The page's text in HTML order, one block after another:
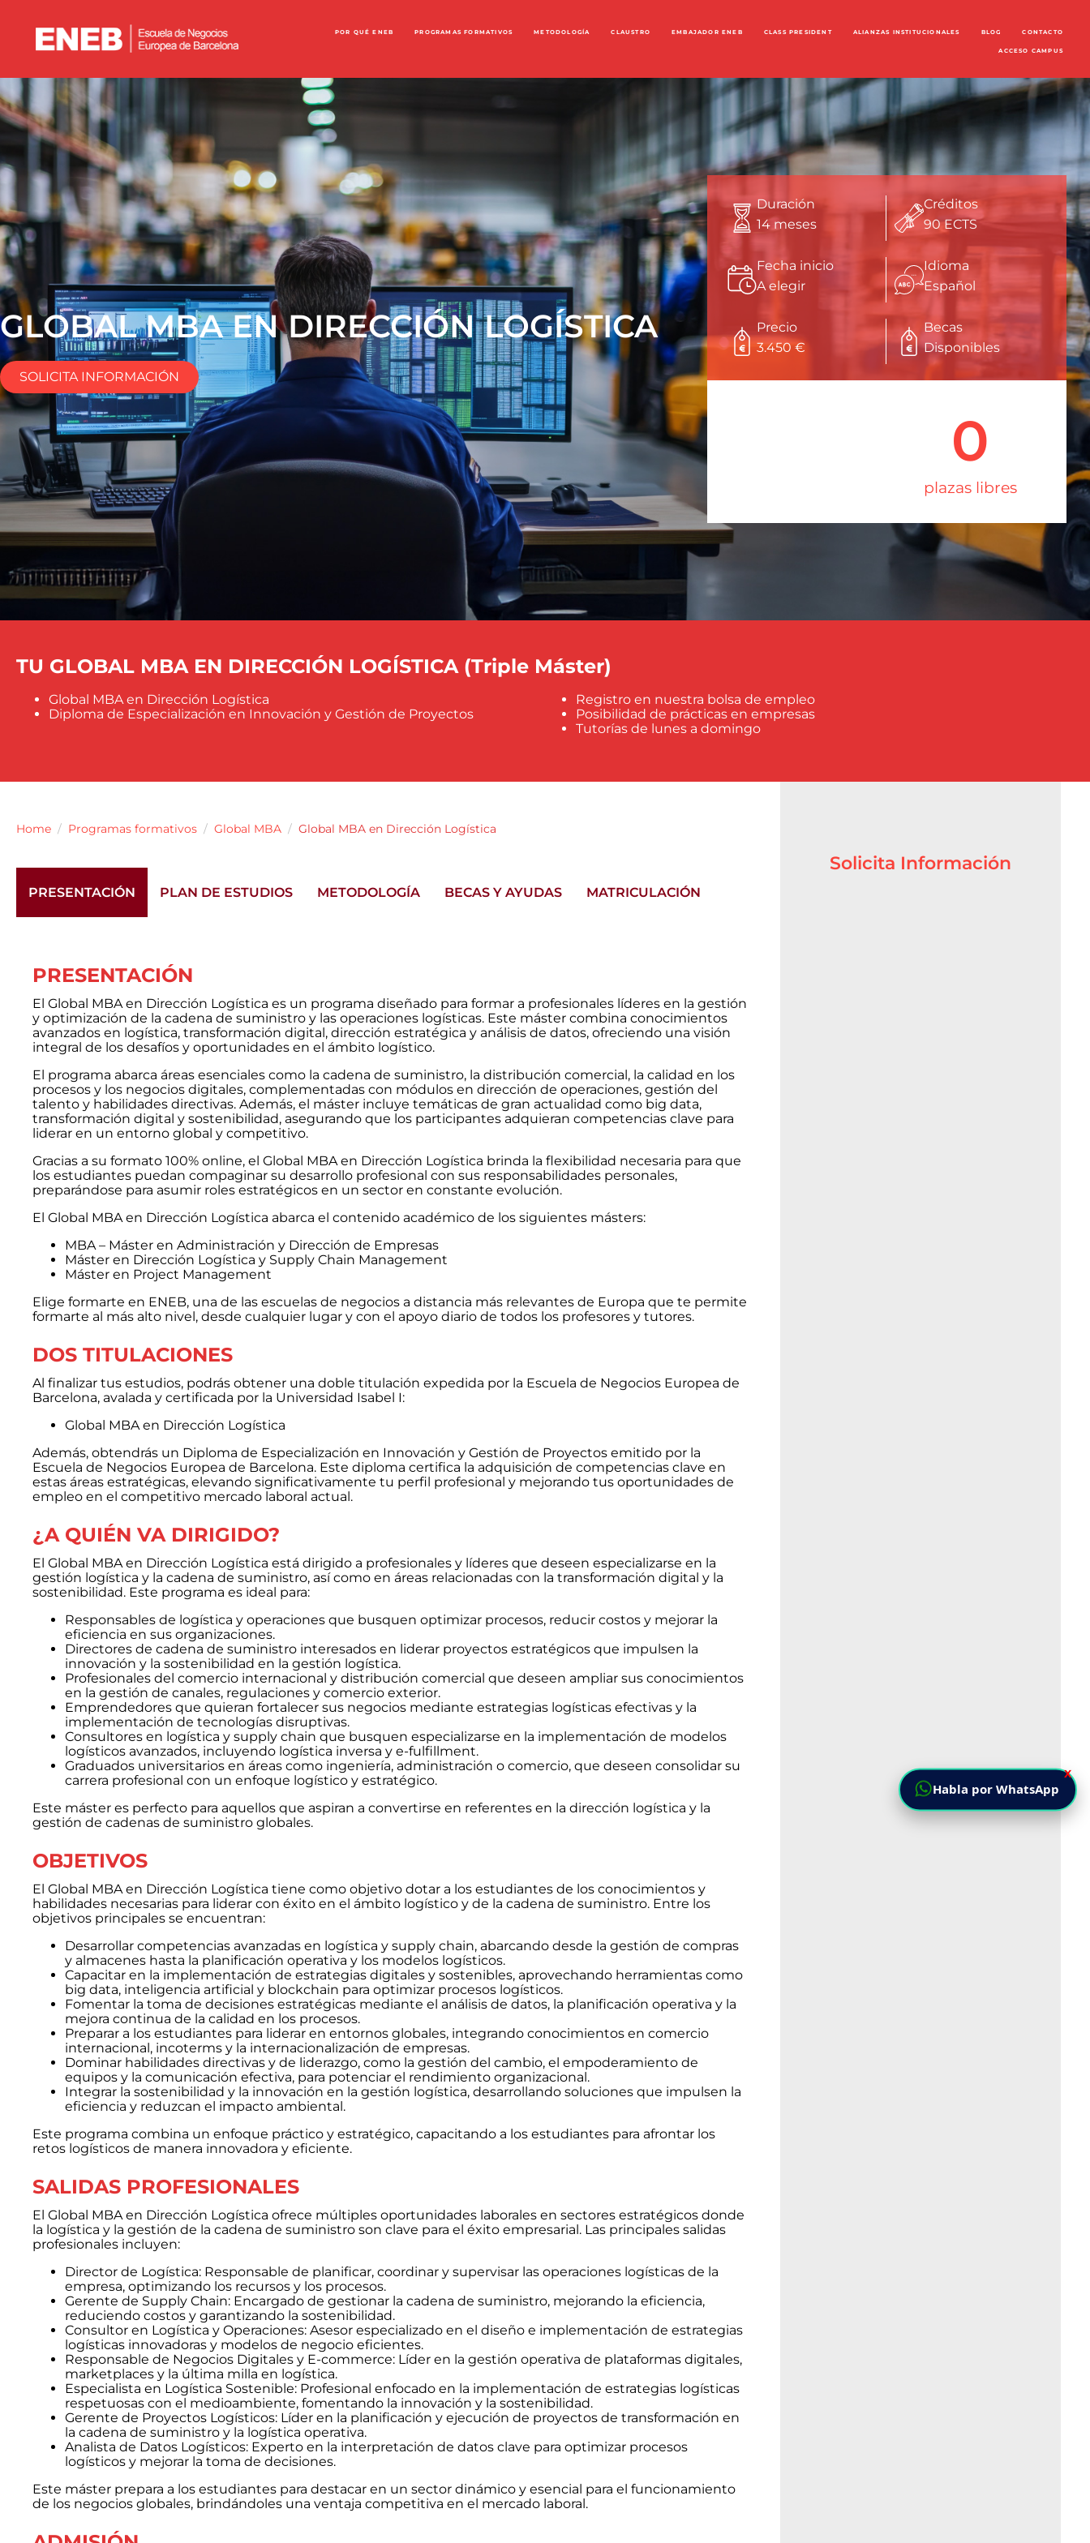
POR QUÉ ENEB PROGRAMAS FORMATIVOS METODOLOGÍA CLAUSTRO EMBAJADOR ENEB CLASS PRESIDENT ALIANZAS INSTITUCIONALES BLOG CONTACTO
ACCESO CAMPUS
GLOBAL MBA EN DIRECCIÓN LOGÍSTICA
SOLICITA INFORMACIÓN
Duración
14 meses
Créditos
90 ECTS
Fecha inicio
A elegir
Idioma
Español
Precio
3.450 €
Becas
Disponibles
plazas libres
0
TU GLOBAL MBA EN DIRECCIÓN LOGÍSTICA (Triple Máster)
Global MBA en Dirección Logística
Diploma de Especialización en Innovación y Gestión de Proyectos
Registro en nuestra bolsa de empleo
Posibilidad de prácticas en empresas
Tutorías de lunes a domingo
Home Programas formativos Global MBA Global MBA en Dirección Logística
PRESENTACIÓN PLAN DE ESTUDIOS METODOLOGÍA BECAS Y AYUDAS MATRICULACIÓN
PRESENTACIÓN
El Global MBA en Dirección Logística es un programa diseñado para formar a profesionales líderes en la gestión
y optimización de la cadena de suministro y las operaciones logísticas. Este máster combina conocimientos
avanzados en logística, transformación digital, dirección estratégica y análisis de datos, ofreciendo una visión
integral de los desafíos y oportunidades en el ámbito logístico.
El programa abarca áreas esenciales como la cadena de suministro, la distribución comercial, la calidad en los
procesos y los negocios digitales, complementadas con módulos en dirección de operaciones, gestión del
talento y habilidades directivas. Además, el máster incluye temáticas de gran actualidad como big data,
transformación digital y sostenibilidad, asegurando que los participantes adquieran competencias clave para
liderar en un entorno global y competitivo.
Gracias a su formato 100% online, el Global MBA en Dirección Logística brinda la flexibilidad necesaria para que
los estudiantes puedan compaginar su desarrollo profesional con sus responsabilidades personales,
preparándose para asumir roles estratégicos en un sector en constante evolución.
El Global MBA en Dirección Logística abarca el contenido académico de los siguientes másters:
MBA – Máster en Administración y Dirección de Empresas
Máster en Dirección Logística y Supply Chain Management
Máster en Project Management
Elige formarte en ENEB, una de las escuelas de negocios a distancia más relevantes de Europa que te permite
formarte al más alto nivel, desde cualquier lugar y con el apoyo diario de todos los profesores y tutores.
DOS TITULACIONES
Al finalizar tus estudios, podrás obtener una doble titulación expedida por la Escuela de Negocios Europea de
Barcelona, avalada y certificada por la Universidad Isabel I:
Global MBA en Dirección Logística
Además, obtendrás un Diploma de Especialización en Innovación y Gestión de Proyectos emitido por la
Escuela de Negocios Europea de Barcelona. Este diploma certifica la adquisición de competencias clave en
estas áreas estratégicas, elevando significativamente tu perfil profesional y mejorando tus oportunidades de
empleo en el competitivo mercado laboral actual.
¿A QUIÉN VA DIRIGIDO?
El Global MBA en Dirección Logística está dirigido a profesionales y líderes que deseen especializarse en la
gestión logística y la cadena de suministro, así como en áreas relacionadas con la transformación digital y la
sostenibilidad. Este programa es ideal para:
Responsables de logística y operaciones que busquen optimizar procesos, reducir costos y mejorar la
eficiencia en sus organizaciones.
Directores de cadena de suministro interesados en liderar proyectos estratégicos que impulsen la
innovación y la sostenibilidad en la gestión logística.
Profesionales del comercio internacional y distribución comercial que deseen ampliar sus conocimientos
en la gestión de canales, regulaciones y comercio exterior.
Emprendedores que quieran fortalecer sus negocios mediante estrategias logísticas efectivas y la
implementación de tecnologías disruptivas.
Consultores en logística y supply chain que busquen especializarse en la implementación de modelos
logísticos avanzados, incluyendo logística inversa y e-fulfillment.
Graduados universitarios en áreas como ingeniería, administración o comercio, que deseen consolidar su
carrera profesional con un enfoque logístico y estratégico.
Este máster es perfecto para aquellos que aspiran a convertirse en referentes en la dirección logística y la
gestión de cadenas de suministro globales.
OBJETIVOS
El Global MBA en Dirección Logística tiene como objetivo dotar a los estudiantes de los conocimientos y
habilidades necesarias para liderar con éxito en el ámbito logístico y de la cadena de suministro. Entre los
objetivos principales se encuentran:
Desarrollar competencias avanzadas en logística y supply chain, abarcando desde la gestión de compras
y almacenes hasta la planificación operativa y los modelos logísticos.
Capacitar en la implementación de estrategias digitales y sostenibles, aprovechando herramientas como
big data, inteligencia artificial y blockchain para optimizar procesos logísticos.
Fomentar la toma de decisiones estratégicas mediante el análisis de datos, la planificación operativa y la
mejora continua de la calidad en los procesos.
Preparar a los estudiantes para liderar en entornos globales, integrando conocimientos en comercio
internacional, incoterms y la internacionalización de empresas.
Dominar habilidades directivas y de liderazgo, como la gestión del cambio, el empoderamiento de
equipos y la comunicación efectiva, para potenciar el rendimiento organizacional.
Integrar la sostenibilidad y la innovación en la gestión logística, desarrollando soluciones que impulsen la
eficiencia y reduzcan el impacto ambiental.
Este programa combina un enfoque práctico y estratégico, capacitando a los estudiantes para afrontar los
retos logísticos de manera innovadora y eficiente.
SALIDAS PROFESIONALES
El Global MBA en Dirección Logística ofrece múltiples oportunidades laborales en sectores estratégicos donde
la logística y la gestión de la cadena de suministro son clave para el éxito empresarial. Las principales salidas
profesionales incluyen:
Director de Logística: Responsable de planificar, coordinar y supervisar las operaciones logísticas de la
empresa, optimizando los recursos y los procesos.
Gerente de Supply Chain: Encargado de gestionar la cadena de suministro, mejorando la eficiencia,
reduciendo costos y garantizando la sostenibilidad.
Consultor en Logística y Operaciones: Asesor especializado en el diseño e implementación de estrategias
logísticas innovadoras y modelos de negocio eficientes.
Responsable de Negocios Digitales y E-commerce: Líder en la gestión operativa de plataformas digitales,
marketplaces y la última milla en logística.
Especialista en Logística Sostenible: Profesional enfocado en la implementación de estrategias logísticas
respetuosas con el medioambiente, fomentando la innovación y la sostenibilidad.
Gerente de Proyectos Logísticos: Líder en la planificación y ejecución de proyectos de transformación en
la cadena de suministro y la logística operativa.
Analista de Datos Logísticos: Experto en la interpretación de datos clave para optimizar procesos
logísticos y mejorar la toma de decisiones.
Este máster prepara a los estudiantes para destacar en un sector dinámico y esencial para el funcionamiento
de los negocios globales, brindándoles una ventaja competitiva en el mercado laboral.
Solicita Información
X
Habla por WhatsApp